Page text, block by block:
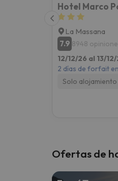
Hotel Marco
La Massana
7.9 8948
12/12/26 al 13/
2 días de forfait en
Solo alojamiento
Ofertas de